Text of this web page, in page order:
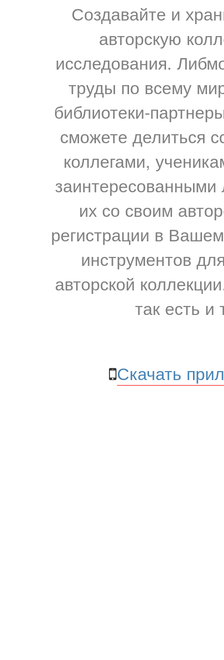
Создавайте и
авторскую
исследования.
труды по всему
библиотеки-
сможете делиться
коллегами,
их со своим
регистрации в
инструментов
авторской
так есть и
Скачать